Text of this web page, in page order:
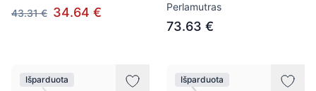
43.31 € 34.64 €
Perlamutras
73.63 €
Išparduota Išparduota